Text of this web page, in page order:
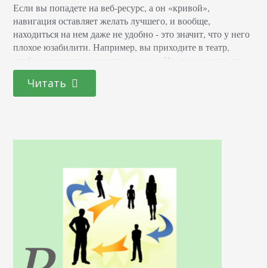
Если вы попадете на веб-ресурс, а он «кривой»,
навигация оставляет желать лучшего, и вообще,
находиться на нем даже не удобно - это значит, что у него
плохое юзабилити. Например, вы приходите в театр,
чтобы насладиться представлением. Но оказывается, что в
партере сидит оркестр, справа и слева от оркестра -
костюмеры, на сцене - зрители, а труппа бегает по
амфитеатру, пытаясь…
Читать